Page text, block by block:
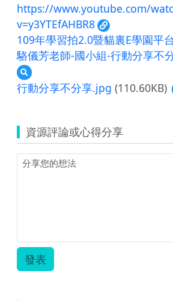
https://www.youtube.com/
v=y3YTEfAHBR8
109年學習拍2.0暨貓裏E學園平
駱儀芳老師-國小組-行動分享不
預
覽
109
習
拍
2.0
暨
台
教
案-
行動分享不分享.jpg (110.60KB)
資源評論或心得分享
發表